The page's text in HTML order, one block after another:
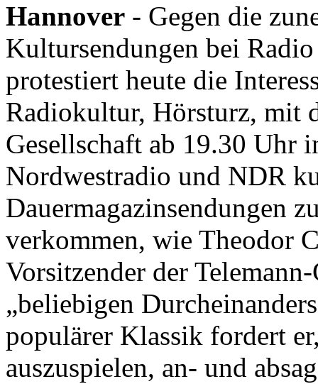
Hannover - Gegen die
Kultursendungen bei
protestiert heute die
Radiokultur, Hörsturz, mit
Gesellschaft ab 19.30 Uhr
Nordwestradio und NDR
Dauermagazinsendungen
verkommen, wie Theodor
Vorsitzender der
„beliebigen
populärer Klassik fordert
auszuspielen, an- und